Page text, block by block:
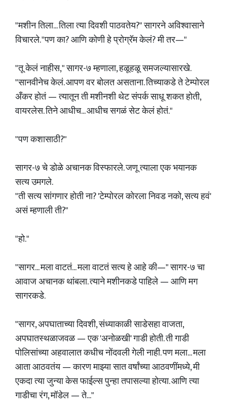
"मशीन तिला... तिला त्या दिवशी पाठवतेय?" सागरने अविश्वासाने
विचारले. "पण का? आणि कोणी हे प्रोग्रॅम केलं? मी तर—"
"तू केलं नाहीस," सागर-७ म्हणाला, हळूहळू समजल्यासारखे.
"सानवीनेच केलं. आपण वर बोलत असताना. तिच्याकडे ते टेम्पोरल
अँकर होतं — त्यातून ती मशीनशी थेट संपर्क साधू शकत होती,
वायरलेस. तिने आधीच... आधीच सगळं सेट केलं होतं."
"पण कशासाठी?"
सागर-७ चे डोळे अचानक विस्फारले. जणू त्याला एक भयानक
सत्य उमगले.
"ती सत्य सांगणार होती ना? 'टेम्पोरल कोरला निवड नको, सत्य हवं'
असं म्हणाली ती?"
"हो."
"सागर... मला वाटतं... मला वाटतं सत्य हे आहे की—" सागर-७ चा
आवाज अचानक थांबला. त्याने मशीनकडे पाहिले — आणि मग
सागरकडे.
"सागर, अपघाताच्या दिवशी, संध्याकाळी साडेसहा वाजता,
अपघातस्थळाजवळ — एक 'अनोळखी' गाडी होती. ती गाडी
पोलिसांच्या अहवालात कधीच नोंदवली गेली नाही. पण मला... मला
आता आठवतंय — कारण माझ्या सात वर्षांच्या आठवणींमध्ये, मी
एकदा त्या जुन्या केस फाईल्स पुन्हा तपासल्या होत्या. आणि त्या
गाडीचा रंग, मॉडेल — ते..."